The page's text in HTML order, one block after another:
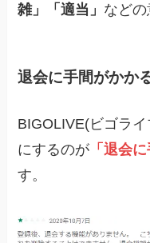
雑」「適当」 などの
退会に手間がかか
BIGOLIVE(ビゴラ
にするのが 「退会
す。